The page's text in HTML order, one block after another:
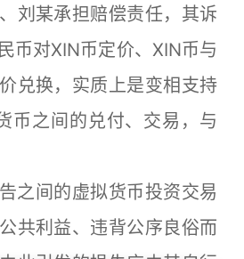
刘某承担赔偿责任，其诉
币对XIN币定价、XIN币与
兑换，实质上是变相支持
币之间的兑付、交易，与
间的虚拟货币投资交易
共利益、违背公序良俗而